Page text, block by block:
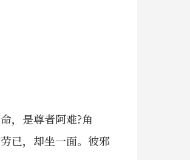
，是尊者阿难?角
已，却坐一面。彼邪